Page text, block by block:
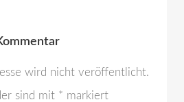
wird nicht veröffentlicht.
sind mit * markiert